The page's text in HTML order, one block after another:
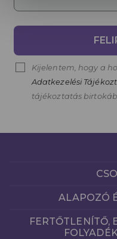
Kijelentem, hogy a
Adatkezelési
tájékoztatás
ALAPOZÓ
FERTŐTLENÍTŐ,